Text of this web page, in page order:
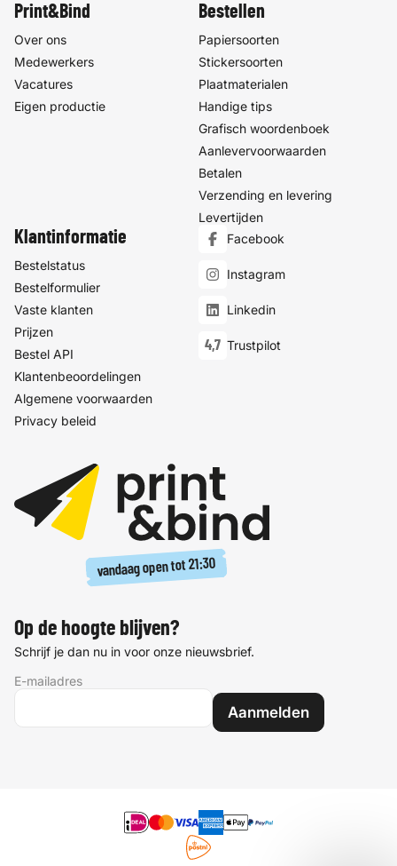
Print&Bind
Over ons
Medewerkers
Vacatures
Eigen productie
Bestellen
Papiersoorten
Stickersoorten
Plaatmaterialen
Handige tips
Grafisch woordenboek
Aanlevervoorwaarden
Betalen
Verzending en levering
Levertijden
Klantinformatie
Bestelstatus
Bestelformulier
Vaste klanten
Prijzen
Bestel API
Klantenbeoordelingen
Algemene voorwaarden
Privacy beleid
Facebook
Instagram
Linkedin
4,7 Trustpilot
vandaag open tot21:30
Op de hoogte blijven?
Schrijf je dan nu in voor onze nieuwsbrief.
E-mailadres
Aanmelden